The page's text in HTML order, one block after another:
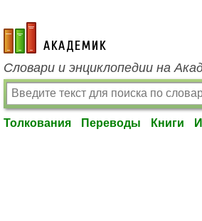
academic.ru
Словари и энциклопедии на
Толкования Переводы Книги